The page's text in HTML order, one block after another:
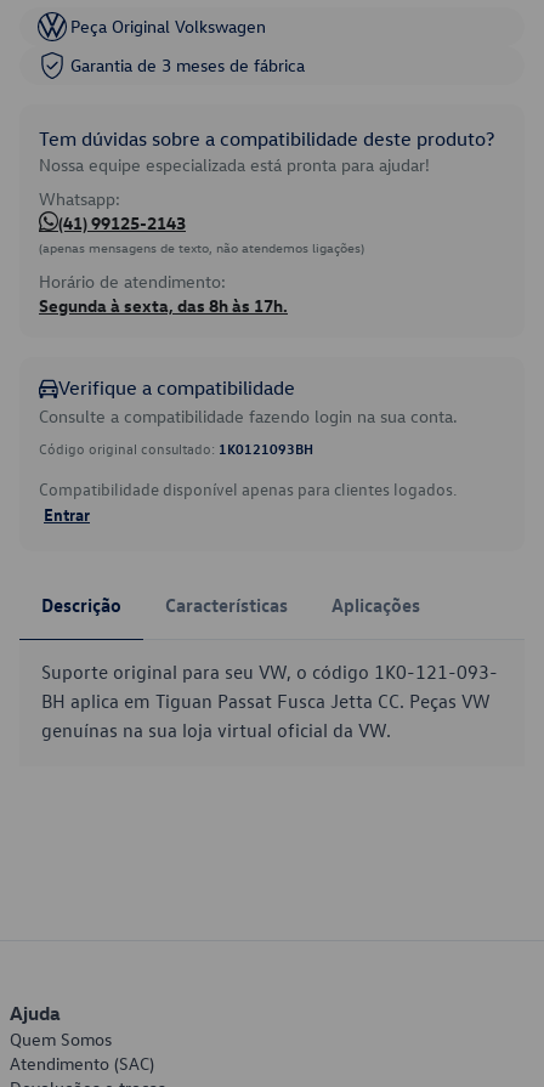
Peça Original Volkswagen
Garantia de 3 meses de fábrica
Tem dúvidas sobre a compatibilidade deste produto?
Nossa equipe especializada está pronta para ajudar!
Whatsapp:
(41) 99125-2143
(apenas mensagens de texto, não atendemos ligações)
Horário de atendimento:
Segunda à sexta, das 8h às 17h.
Verifique a compatibilidade
Consulte a compatibilidade fazendo login na sua conta.
Código original consultado: 1K0121093BH
Compatibilidade disponível apenas para clientes logados.
Entrar
Descrição Características Aplicações
Suporte original para seu VW, o código 1K0-121-093-
BH aplica em Tiguan Passat Fusca Jetta CC. Peças VW
genuínas na sua loja virtual oficial da VW.
Ajuda
Quem Somos
Atendimento (SAC)